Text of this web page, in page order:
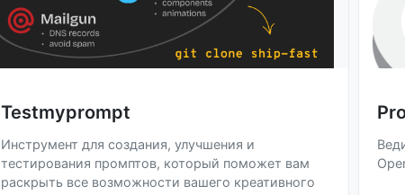
Testmyprompt
Инструмент для создания, улучшения и
тестирования промптов, который поможет вам
раскрыть все возможности вашего креативного